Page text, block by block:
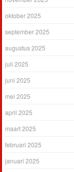
oktober 2025
september 2025
augustus 2025
juli 2025
juni 2025
mei 2025
april 2025
maart 2025
februari 2025
januari 2025